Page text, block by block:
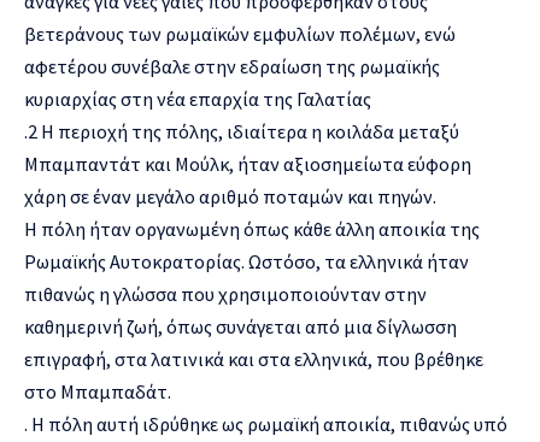
βετεράνους των ρωμαϊκών εμφυλίων πολέμων, ενώ
αφετέρου συνέβαλε στην εδραίωση της ρωμαϊκής
κυριαρχίας στη νέα επαρχία της Γαλατίας
.2 Η περιοχή της πόλης, ιδιαίτερα η κοιλάδα μεταξύ
Μπαμπαντάτ και Μούλκ, ήταν αξιοσημείωτα εύφορη
χάρη σε έναν μεγάλο αριθμό ποταμών και πηγών.
Η πόλη ήταν οργανωμένη όπως κάθε άλλη αποικία της
Ρωμαϊκής Αυτοκρατορίας. Ωστόσο, τα ελληνικά ήταν
πιθανώς η γλώσσα που χρησιμοποιούνταν στην
καθημερινή ζωή, όπως συνάγεται από μια δίγλωσση
επιγραφή, στα λατινικά και στα ελληνικά, που βρέθηκε
στο Μπαμπαδάτ.
. Η πόλη αυτή ιδρύθηκε ως ρωμαϊκή αποικία, πιθανώς υπό